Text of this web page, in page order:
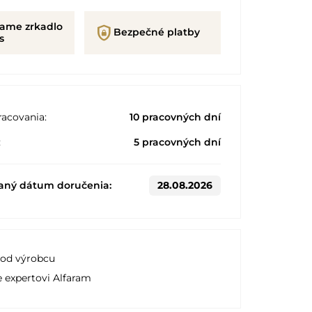
zrkadlo
shield_lock Bezpečné platby
10 pracovných dní
5 pracovných dní
dátum doručenia: 28.08.2026
výrobcu
expertovi Alfaram